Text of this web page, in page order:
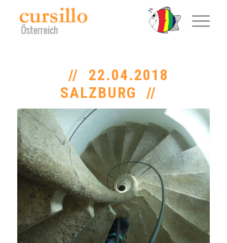
22.04.2018
SALZBURG